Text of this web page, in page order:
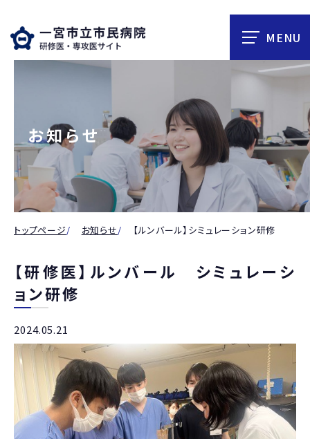
お知らせ
トップページ お知らせ 【ルンバール】シミュレーション研修
【研修医】ルンバール シミュレーシ
ョン研修
2024.05.21